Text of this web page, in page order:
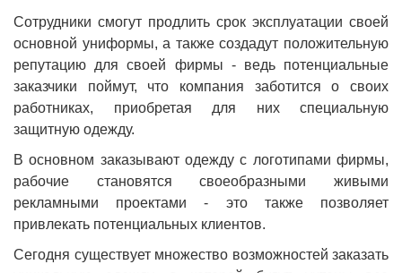
Сотрудники смогут продлить срок эксплуатации своей
основной униформы, а также создадут положительную
репутацию для своей фирмы - ведь потенциальные
заказчики поймут, что компания заботится о своих
работниках, приобретая для них специальную
защитную одежду.
В основном заказывают одежду с логотипами фирмы,
рабочие становятся своеобразными живыми
рекламными проектами - это также позволяет
привлекать потенциальных клиентов.
Сегодня существует множество возможностей заказать